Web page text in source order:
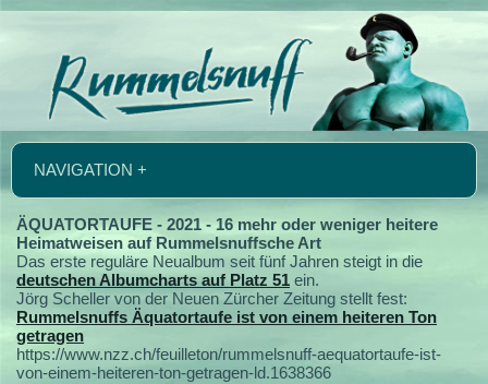
NAVIGATION +
ÄQUATORTAUFE - 2021 - 16 mehr oder weniger heitere
Heimatweisen auf Rummelsnuffsche Art
Das erste reguläre Neualbum seit fünf Jahren steigt in die
deutschen Albumcharts auf Platz 51 ein.
Jörg Scheller von der Neuen Zürcher Zeitung stellt fest:
Rummelsnuffs Äquatortaufe ist von einem heiteren Ton
getragen
https://www.nzz.ch/feuilleton/rummelsnuff-aequatortaufe-ist-
von-einem-heiteren-ton-getragen-ld.1638366